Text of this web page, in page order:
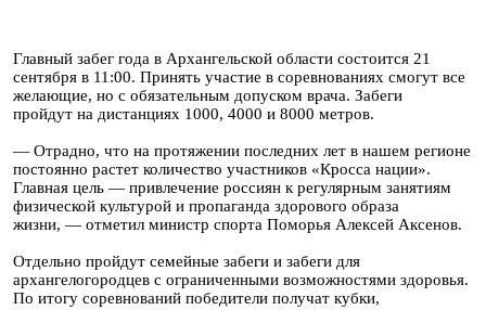
Главный забег года в Архангельской области состоится 21
сентября в 11:00. Принять участие в соревнованиях смогут все
желающие, но с обязательным допуском врача. Забеги
пройдут на дистанциях 1000, 4000 и 8000 метров.
— Отрадно, что на протяжении последних лет в нашем регионе
постоянно растет количество участников «Кросса нации».
Главная цель — привлечение россиян к регулярным занятиям
физической культурой и пропаганда здорового образа
жизни, — отметил министр спорта Поморья Алексей Аксенов.
Отдельно пройдут семейные забеги и забеги для
архангелогородцев с ограниченными возможностями здоровья.
По итогу соревнований победители получат кубки,